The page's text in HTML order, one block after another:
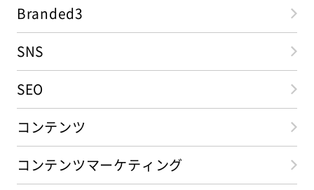
Branded3
SNS
SEO
コンテンツ
コンテンツマーケティング